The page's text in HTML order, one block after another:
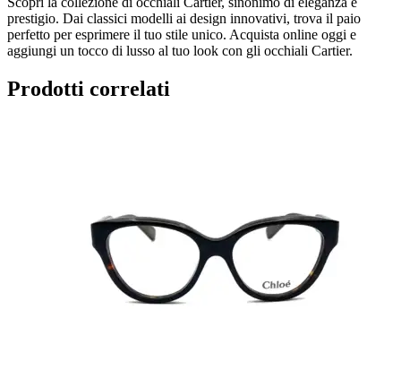
prestigio. Dai classici modelli ai design innovativi, trova il paio
perfetto per esprimere il tuo stile unico. Acquista online oggi e
aggiungi un tocco di lusso al tuo look con gli occhiali Cartier.
Prodotti correlati